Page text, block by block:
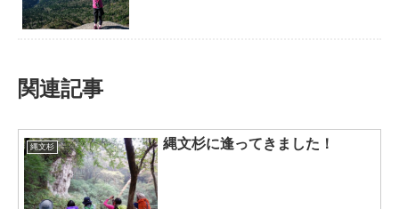
関連記事
縄文杉 縄文杉に逢ってきました！